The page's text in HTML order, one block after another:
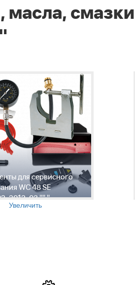
для сервисного
WC 48 SE
2012-03 "" "
Увеличить